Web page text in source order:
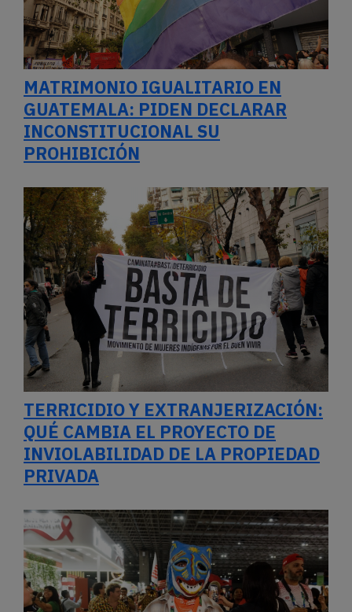
MATRIMONIO IGUALITARIO EN
GUATEMALA: PIDEN DECLARAR
INCONSTITUCIONAL SU
PROHIBICIÓN
TERRICIDIO Y EXTRANJERIZACIÓN:
QUÉ CAMBIA EL PROYECTO DE
INVIOLABILIDAD DE LA PROPIEDAD
PRIVADA